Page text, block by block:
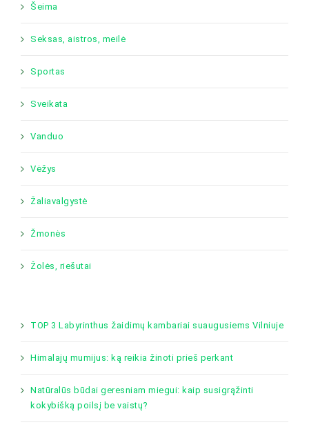
Šeima
Seksas, aistros, meilė
Sportas
Sveikata
Vanduo
Vėžys
Žaliavalgystė
Žmonės
Žolės, riešutai
TOP 3 Labyrinthus žaidimų kambariai suaugusiems Vilniuje
Himalajų mumijus: ką reikia žinoti prieš perkant
Natūralūs būdai geresniam miegui: kaip susigrąžinti
kokybišką poilsį be vaistų?